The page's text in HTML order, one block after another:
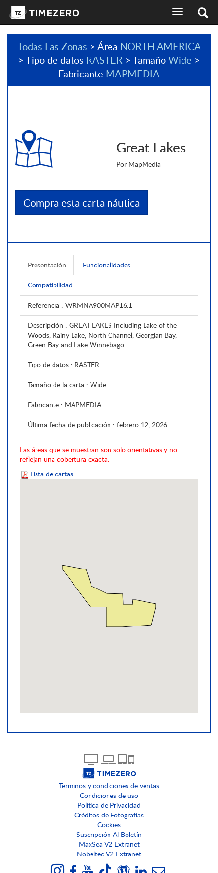
selector
de
idioma
de
la
pantalla
Todas Las Zonas > Área NORTH AMERICA
> Tipo de datos RASTER > TamañoWide >
Fabricante MAPMEDIA
Great Lakes
Por MapMedia
Compra esta carta náutica
Presentación Funcionalidades
Compatibilidad
Referencia : WRMNA900MAP16.1
Descripción : GREAT LAKES Including Lake of the
Woods, Rainy Lake, North Channel, Georgian Bay,
Green Bay and Lake Winnebago.
Tipo de datos : RASTER
Tamaño de la carta : Wide
Fabricante : MAPMEDIA
Última fecha de publicación : febrero 12, 2026
Las áreas que se muestran son solo orientativas y no
reflejan una cobertura exacta.
Lista de cartas
Terminos y condiciones de ventas
Condiciones de uso
Política de Privacidad
Créditos de Fotografías
Cookies
Suscripción Al Boletín
MaxSea V2 Extranet
Nobeltec V2 Extranet